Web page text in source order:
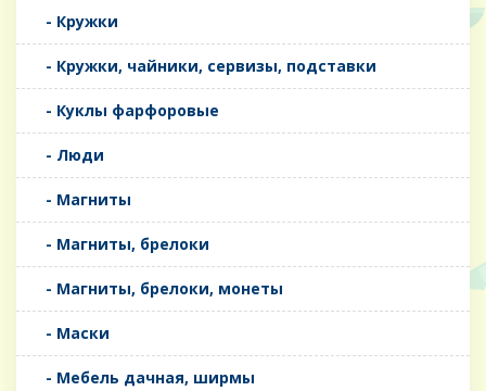
- Кружки
- Кружки, чайники, сервизы, подставки
- Куклы фарфоровые
- Люди
- Магниты
- Магниты, брелоки
- Магниты, брелоки, монеты
- Маски
- Мебель дачная, ширмы